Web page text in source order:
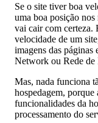
Se o site tiver boa
uma boa posição
vai cair com certeza.
velocidade de um
imagens das
Network ou Rede
Mas, nada funciona
hospedagem,
funcionalidades da
processamento do